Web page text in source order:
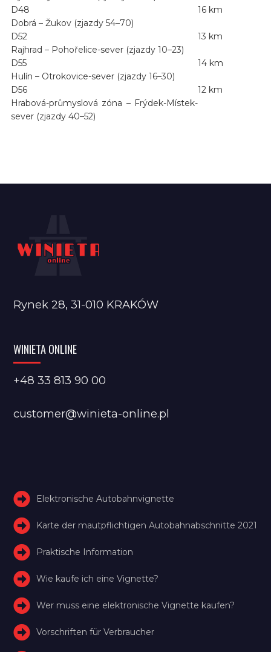
D48
Dobrá – Žukov (zjazdy 54–70)
16 km
D52
Rajhrad – Pohořelice-sever (zjazdy 10–23)
13 km
D55
Hulín – Otrokovice-sever (zjazdy 16–30)
14 km
D56
Hrabová-průmyslová zóna – Frýdek-Místek-
sever (zjazdy 40–52)
12 km
Rynek 28, 31-010 KRAKÓW
WINIETA ONLINE
+48 33 813 90 00
customer@winieta-online.pl
Elektronische Autobahnvignette
Karte der mautpflichtigen Autobahnabschnitte 2021
Praktische Information
Wie kaufe ich eine Vignette?
Wer muss eine elektronische Vignette kaufen?
Vorschriften für Verbraucher